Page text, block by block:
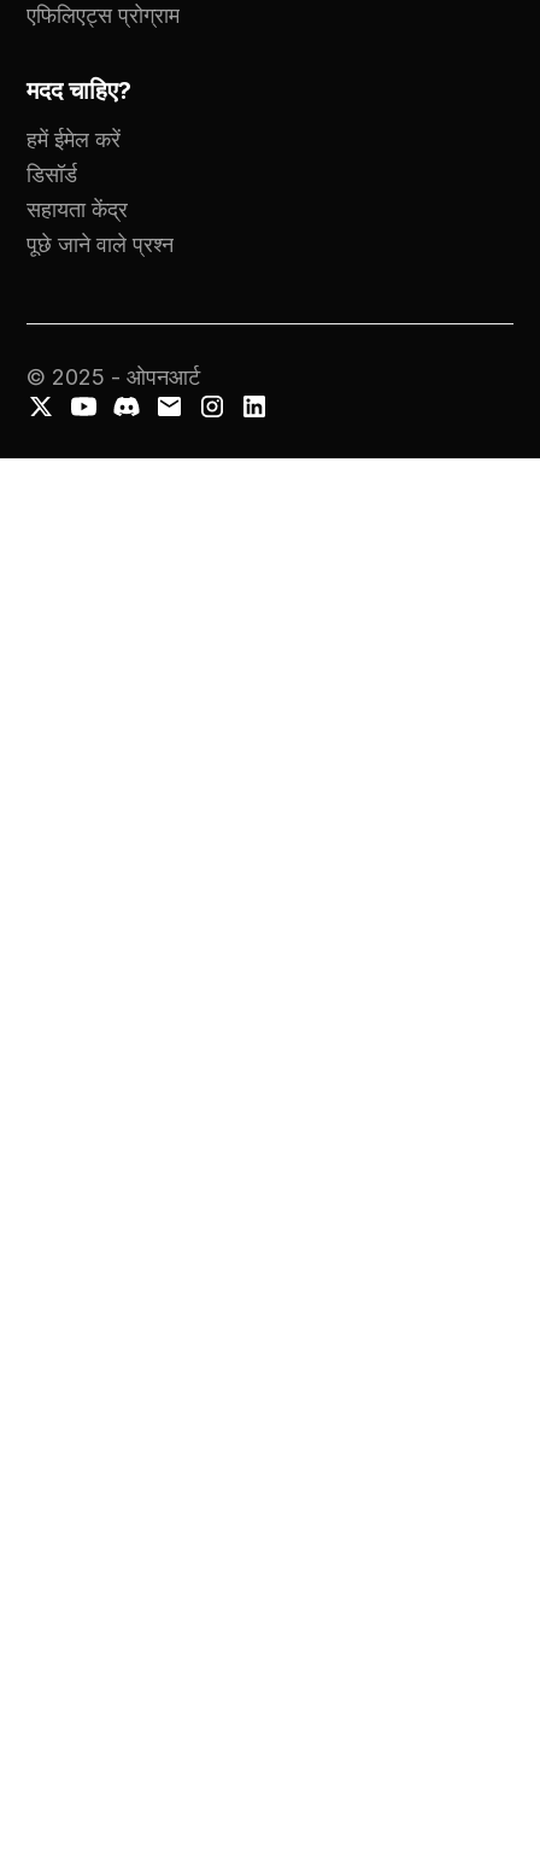
एफिलिएट्स प्रोग्राम
मदद चाहिए?
हमें ईमेल करें
डिसॉर्ड
सहायता केंद्र
पूछे जाने वाले प्रश्न
© 2025 - ओपनआर्ट